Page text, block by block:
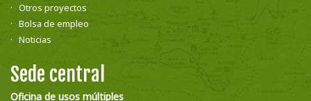
Otros proyectos
Bolsa de empleo
Noticias
Sede central
Oficina de usos múltiples